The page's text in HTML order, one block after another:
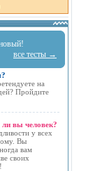
все тесты →
на
Пройдите
вы человек?
у всех
Вы
вам
своих